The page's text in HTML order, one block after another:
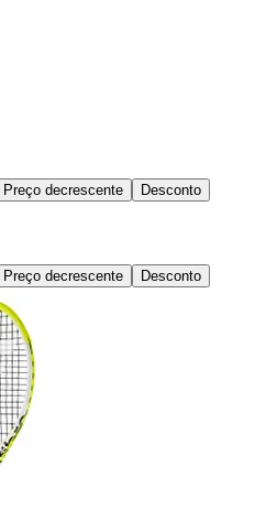
Preço decrescente Desconto
Preço decrescente Desconto